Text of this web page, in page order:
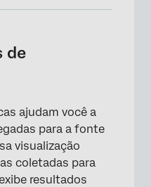
de
ajudam você a
para a fonte
visualização
coletadas para
resultados